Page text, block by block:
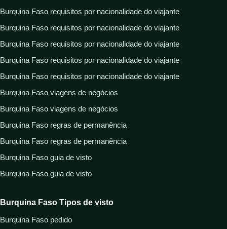
Burquina Faso requisitos por nacionalidade do viajante
Burquina Faso requisitos por nacionalidade do viajante
Burquina Faso requisitos por nacionalidade do viajante
Burquina Faso requisitos por nacionalidade do viajante
Burquina Faso requisitos por nacionalidade do viajante
Burquina Faso viagens de negócios
Burquina Faso viagens de negócios
Burquina Faso regras de permanência
Burquina Faso regras de permanência
Burquina Faso guia de visto
Burquina Faso guia de visto
Burquina Faso Tipos de visto
Burquina Faso pedido